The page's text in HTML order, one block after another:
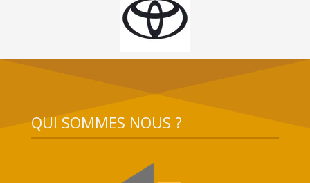
QUI SOMMES NOUS ?